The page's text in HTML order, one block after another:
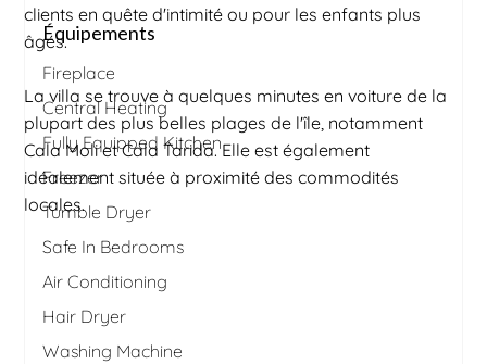
clients en quête d'intimité ou pour les enfants plus
âgés.
La villa se trouve à quelques minutes en voiture de la
plupart des plus belles plages de l'île, notamment
Cala Moli et Cala Tarida. Elle est également
idéalement située à proximité des commodités
locales.
Équipements
Fireplace
Central Heating
Fully Equipped Kitchen
Freezer
Tumble Dryer
Safe In Bedrooms
Air Conditioning
Hair Dryer
Washing Machine